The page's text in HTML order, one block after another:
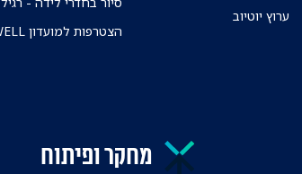
ערוץ יוטיוב
הצטרפות למועדון BEWELL
מחקר ופיתוח